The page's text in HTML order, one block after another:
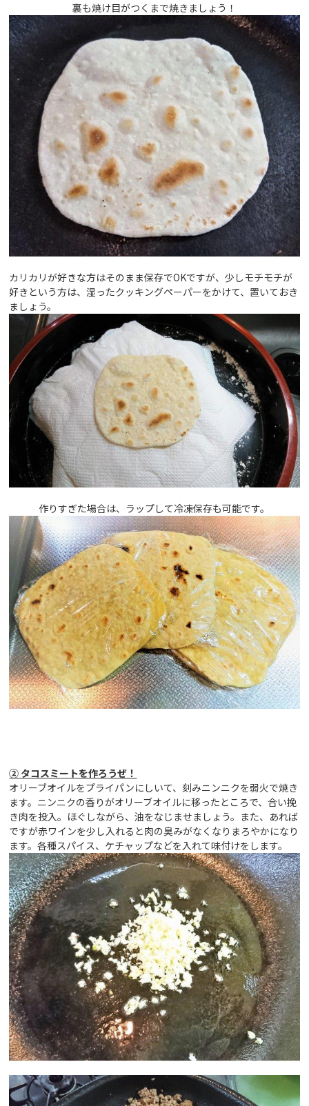
裏も焼け目がつくまで焼きましょう！
カリカリが好きな方はそのまま保存でOKですが、少しモチモチが
好きという方は、湿ったクッキングペーパーをかけて、置いておき
ましょう。
作りすぎた場合は、ラップして冷凍保存も可能です。
② タコスミートを作ろうぜ！
オリーブオイルをプライパンにしいて、刻みニンニクを弱火で焼き
ます。ニンニクの香りがオリーブオイルに移ったところで、合い挽
き肉を投入。ほぐしながら、油をなじませましょう。また、あれば
ですが赤ワインを少し入れると肉の臭みがなくなりまろやかになり
ます。各種スパイス、ケチャップなどを入れて味付けをします。